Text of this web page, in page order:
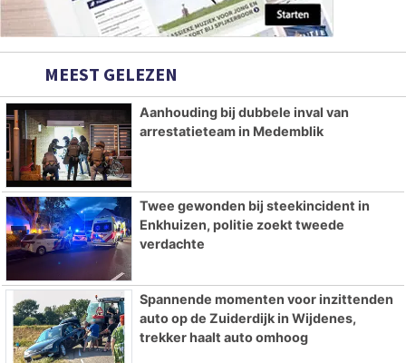
MEEST GELEZEN
Aanhouding bij dubbele inval van
arrestatieteam in Medemblik
Twee gewonden bij steekincident in
Enkhuizen, politie zoekt tweede
verdachte
Spannende momenten voor inzittenden
auto op de Zuiderdijk in Wijdenes,
trekker haalt auto omhoog